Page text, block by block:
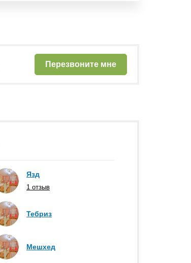
Перезвоните мне
Язд
1 отзыв
Тебриз
Мешхед